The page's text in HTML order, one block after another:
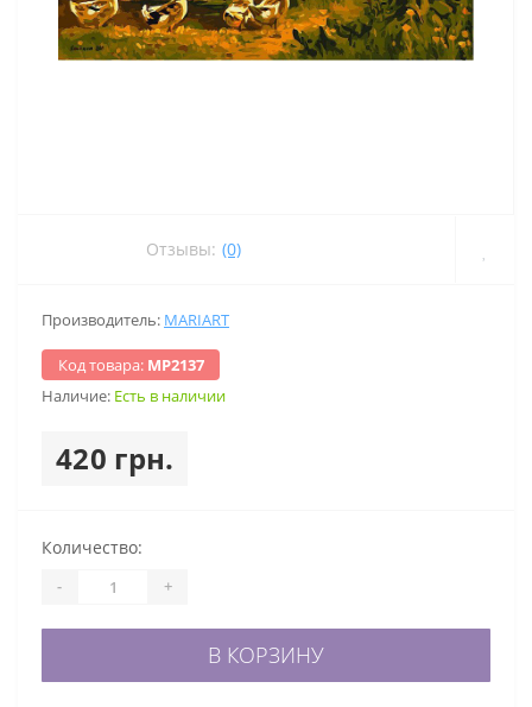
Отзывы: (0)
Производитель: MARIART
Код товара: МР2137
Наличие: Есть в наличии
420 грн.
Количество:
- +
В КОРЗИНУ